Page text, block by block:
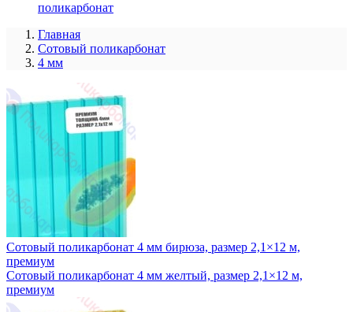
поликарбонат
Главная
Сотовый поликарбонат
4 мм
Сотовый поликарбонат 4 мм бирюза, размер 2,1×12 м,
премиум
Сотовый поликарбонат 4 мм желтый, размер 2,1×12 м,
премиум